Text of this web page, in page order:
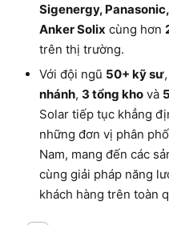
Sigenergy,
Anker Solix cùng hơn
trên thị trường.
Với đội ngũ 50+ kỹ sư
nhánh, 3 tổng kho và
Solar tiếp tục khẳng
những đơn vị phân
Nam, mang đến các
cùng giải pháp năng
khách hàng trên toàn